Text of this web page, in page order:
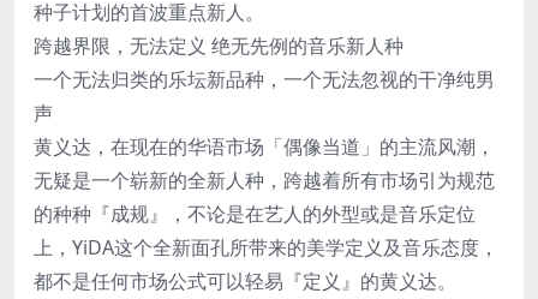
种子计划的首波重点新人。
跨越界限，无法定义 绝无先例的音乐新人种
一个无法归类的乐坛新品种，一个无法忽视的干净纯男
声
黄义达，在现在的华语市场「偶像当道」的主流风潮，
无疑是一个崭新的全新人种，跨越着所有市场引为规范
的种种『成规』，不论是在艺人的外型或是音乐定位
上，YiDA这个全新面孔所带来的美学定义及音乐态度，
都不是任何市场公式可以轻易『定义』的黄义达。